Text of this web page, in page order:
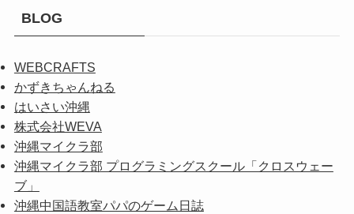
BLOG
WEBCRAFTS
かずきちゃんねる
はいさい沖縄
株式会社WEVA
沖縄マイクラ部
沖縄マイクラ部 プログラミングスクール「クロスウェー
ブ」
沖縄中国語教室パパのゲーム日誌